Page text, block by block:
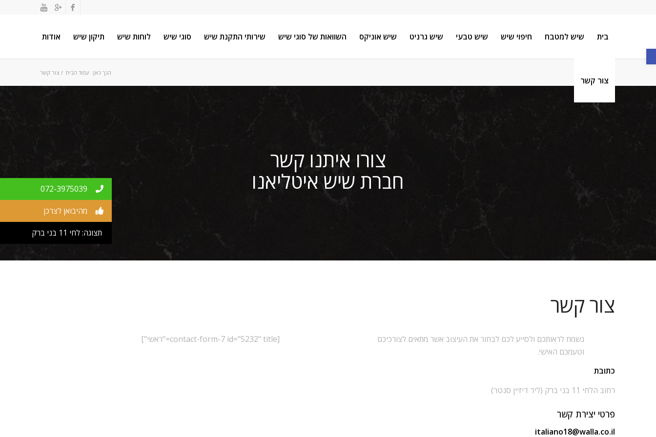
פתח סרגל נגישות
בית שיש למטבח חיפוי שיש שיש טבעי שיש גרניט שיש אוניקס השוואות של סוגי שיש שירותי התקנת שיש סוגי שיש לוחות שיש תיקון שיש אודות
צור קשר
הנך כאן: עמוד הבית / צור קשר
צורו איתנו קשר
חברת שיש איטליאנו
צור קשר
[contact-form-7 id="5232" title="ראשי"]
נשמח לראותכם ולסייע לכם לבחור את העיצוב אשר מתאים לצורכיכם
וטעמכם האישי.
כתובת
רחוב הלחי 11 בני ברק (ליד דיזיין סנטר)
פרטי יצירת קשר
italiano18@walla.co.il
072-3975039
מהיבואן לצרכן
תצוגה: לחי 11 בני ברק